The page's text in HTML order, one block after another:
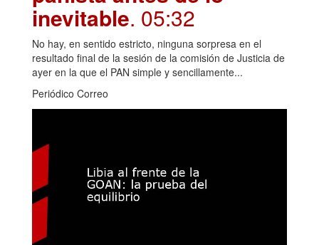
inevitable. 05:32
No hay, en sentido estricto, ninguna sorpresa en el
resultado final de la sesión de la comisión de Justicia de
ayer en la que el PAN simple y sencillamente...
Periódico Correo